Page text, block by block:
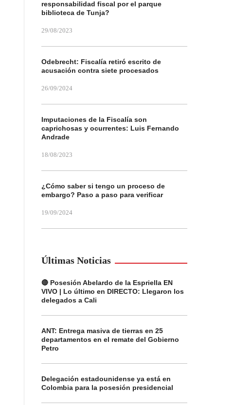
responsabilidad fiscal por el parque
biblioteca de Tunja?
29/08/2023
Odebrecht: Fiscalía retiró escrito de
acusación contra siete procesados
26/09/2024
Imputaciones de la Fiscalía son
caprichosas y ocurrentes: Luis Fernando
Andrade
18/08/2023
¿Cómo saber si tengo un proceso de
embargo? Paso a paso para verificar
19/09/2024
Últimas Noticias
🔴 Posesión Abelardo de la Espriella EN
VIVO | Lo último en DIRECTO: Llegaron los
delegados a Cali
ANT: Entrega masiva de tierras en 25
departamentos en el remate del Gobierno
Petro
Delegación estadounidense ya está en
Colombia para la posesión presidencial